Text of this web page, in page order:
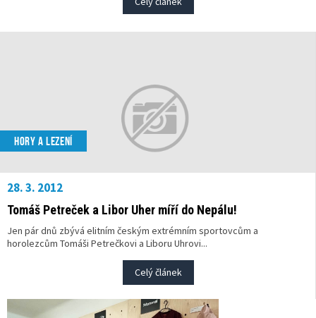
HORY A LEZENÍ
28. 3. 2012
Tomáš Petreček a Libor Uher míří do Nepálu!
Jen pár dnů zbývá elitním českým extrémním sportovcům a
horolezcům Tomáši Petrečkovi a Liboru Uhrovi...
Celý článek